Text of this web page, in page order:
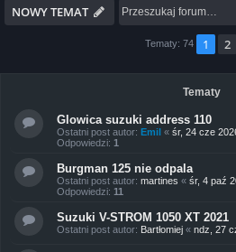
NOWY TEMAT
Tematy: 74 1 2
Tematy
Glowica suzuki address 110
Ostatni post autor: Emil « śr, 24 cze
Odpowiedzi: 1
Burgman 125 nie odpala
Ostatni post autor: martines « śr, 4 paź
Odpowiedzi: 11
Suzuki V-STROM 1050 XT 2021
Ostatni post autor: Bartłomiej « ndz, 27